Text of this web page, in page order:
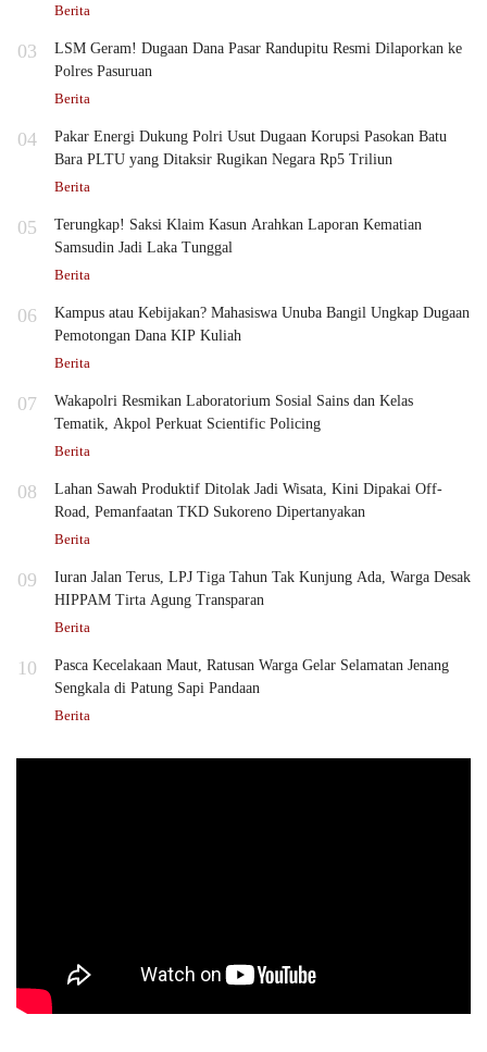
Berita
03
LSM Geram! Dugaan Dana Pasar Randupitu Resmi Dilaporkan ke
Polres Pasuruan
Berita
04
Pakar Energi Dukung Polri Usut Dugaan Korupsi Pasokan Batu
Bara PLTU yang Ditaksir Rugikan Negara Rp5 Triliun
Berita
05
Terungkap! Saksi Klaim Kasun Arahkan Laporan Kematian
Samsudin Jadi Laka Tunggal
Berita
06
Kampus atau Kebijakan? Mahasiswa Unuba Bangil Ungkap Dugaan
Pemotongan Dana KIP Kuliah
Berita
07
Wakapolri Resmikan Laboratorium Sosial Sains dan Kelas
Tematik, Akpol Perkuat Scientific Policing
Berita
08
Lahan Sawah Produktif Ditolak Jadi Wisata, Kini Dipakai Off-
Road, Pemanfaatan TKD Sukoreno Dipertanyakan
Berita
09
Iuran Jalan Terus, LPJ Tiga Tahun Tak Kunjung Ada, Warga Desak
HIPPAM Tirta Agung Transparan
Berita
10
Pasca Kecelakaan Maut, Ratusan Warga Gelar Selamatan Jenang
Sengkala di Patung Sapi Pandaan
Berita